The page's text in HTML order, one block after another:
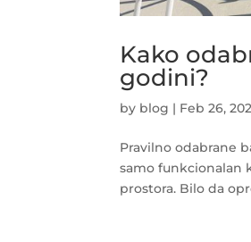
Kako
godini?
by blog | Feb 26,
Pravilno odabrane
samo funkcionalan
prostora. Bilo da